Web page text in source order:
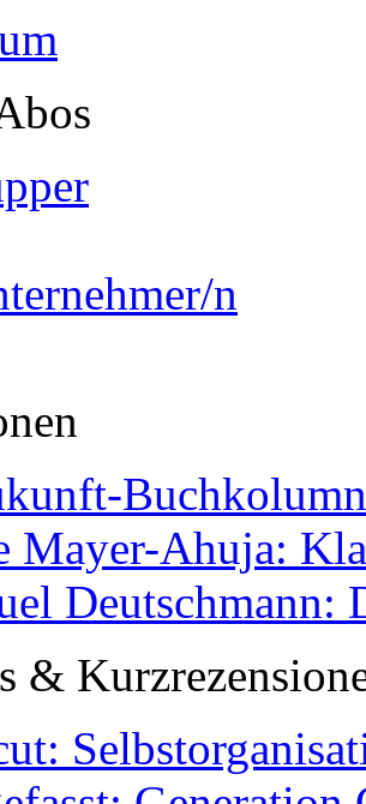
n
Mayer-Ahuja:
Deutschmann:
&